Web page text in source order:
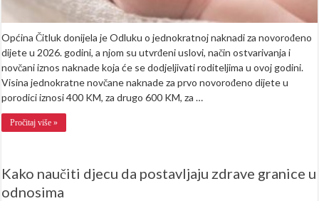
Općina Čitluk donijela je Odluku o jednokratnoj naknadi za novorođeno
dijete u 2026. godini, a njom su utvrđeni uslovi, način ostvarivanja i
novčani iznos naknade koja će se dodjeljivati roditeljima u ovoj godini.
Visina jednokratne novčane naknade za prvo novorođeno dijete u
porodici iznosi 400 KM, za drugo 600 KM, za …
Pročitaj više »
Kako naučiti djecu da postavljaju zdrave granice u
odnosima